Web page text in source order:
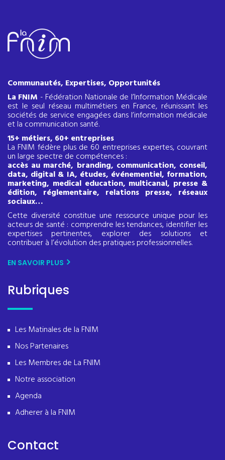
Communautés, Expertises, Opportunités
La FNIM - Fédération Nationale de l’Information Médicale
est le seul réseau multimétiers en France, réunissant les
sociétés de service engagées dans l’information médicale
et la communication santé.
15+ métiers, 60+ entreprises
La FNIM fédère plus de 60 entreprises expertes, couvrant
un large spectre de compétences :
accès au marché, branding, communication, conseil,
data, digital & IA, études, événementiel, formation,
marketing, medical education, multicanal, presse &
édition, réglementaire, relations presse, réseaux
sociaux…
Cette diversité constitue une ressource unique pour les
acteurs de santé : comprendre les tendances, identifier les
expertises pertinentes, explorer des solutions et
contribuer à l’évolution des pratiques professionnelles.
EN SAVOIR PLUS
Rubriques
Les Matinales de la FNIM
Nos Partenaires
Les Membres de La FNIM
Notre association
Agenda
Adherer à la FNIM
Contact